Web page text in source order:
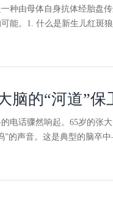
种由母体自身抗体经胎盘
能。1. 什么是新生儿红斑
脑的“河道”
电话骤然响起。65岁的张
”的声音。这是典型的脑卒